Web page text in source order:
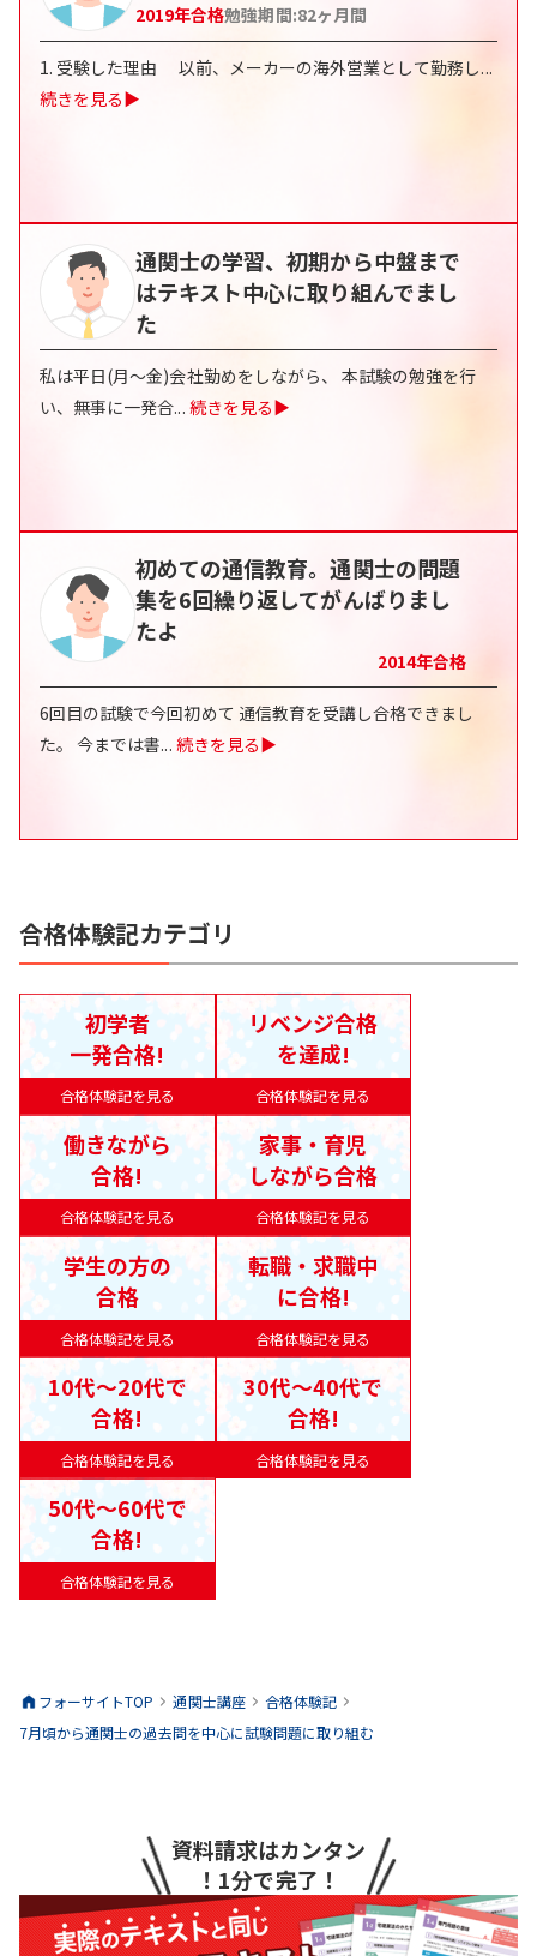
2019年合格勉強期間:82ヶ月間
1. 受験した理由 以前、メーカーの海外営業として勤務し...
続きを見る▶
通関士の学習、初期から中盤まで
はテキスト中心に取り組んでまし
た
私は平日(月～金)会社勤めをしながら、 本試験の勉強を行
い、無事に一発合... 続きを見る▶
初めての通信教育。通関士の問題
集を6回繰り返してがんばりまし
たよ
2014年合格
6回目の試験で今回初めて 通信教育を受講し合格できまし
た。 今までは書... 続きを見る▶
合格体験記カテゴリ
合格体験記を見る
初学者
一発合格!
合格体験記を見る
リベンジ合格
を達成!
合格体験記を見る
働きながら
合格!
合格体験記を見る
家事・育児
しながら合格
合格体験記を見る
学生の方の
合格
合格体験記を見る
転職・求職中
に合格!
合格体験記を見る
10代〜20代で
合格!
合格体験記を見る
30代〜40代で
合格!
合格体験記を見る
50代〜60代で
合格!
フォーサイトTOP 通関士講座
合格体験記
7月頃から通関士の過去問を中心に試験問題に取り組む
資料請求はカンタン
！1分で完了！